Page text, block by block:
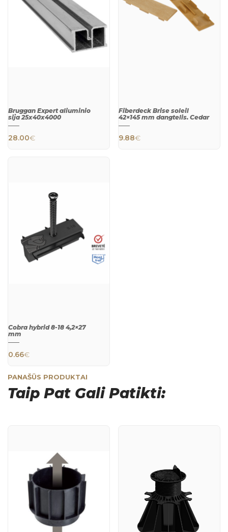
VIEW
Bruggan Expert aliuminio
sija 25х40х4000
28.00€
Fiberdeck Brise soleil
42×145 mm dangtelis. Cedar
9.88€
Cobra hybrid 8-18 4,2×27
mm
0.66€
PANAŠŪS PRODUKTAI
Taip Pat Gali Patikti: